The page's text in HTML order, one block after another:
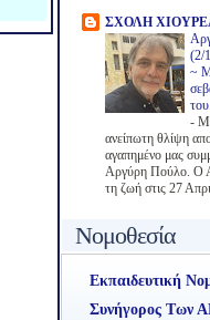
ΣΧΟΛΗ
(2/
~
-
ανείπωτη θλίψη
αγαπημένο μας
Αργύρη Πούλο. Ο
τη ζωή στις 27
Νομοθεσία
Εκπαιδευτική
Συνήγορος Των